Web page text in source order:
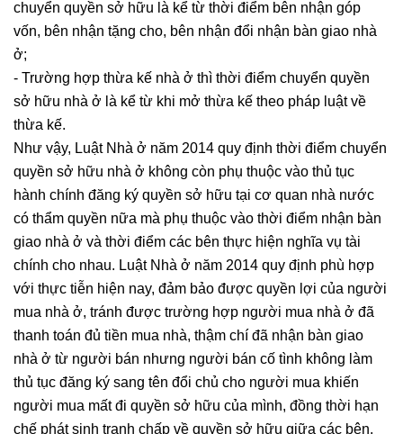
chuyển quyền sở hữu là kể từ thời điểm bên nhận góp
vốn, bên nhận tặng cho, bên nhận đổi nhận bàn giao nhà
ở;
- Trường hợp thừa kế nhà ở thì thời điểm chuyển quyền
sở hữu nhà ở là kể từ khi mở thừa kế theo pháp luật về
thừa kế.
Như vậy, Luật Nhà ở năm 2014 quy định thời điểm chuyển
quyền sở hữu nhà ở không còn phụ thuộc vào thủ tục
hành chính đăng ký quyền sở hữu tại cơ quan nhà nước
có thẩm quyền nữa mà phụ thuộc vào thời điểm nhận bàn
giao nhà ở và thời điểm các bên thực hiện nghĩa vụ tài
chính cho nhau. Luật Nhà ở năm 2014 quy định phù hợp
với thực tiễn hiện nay, đảm bảo được quyền lợi của người
mua nhà ở, tránh được trường hợp người mua nhà ở đã
thanh toán đủ tiền mua nhà, thậm chí đã nhận bàn giao
nhà ở từ người bán nhưng người bán cố tình không làm
thủ tục đăng ký sang tên đổi chủ cho người mua khiến
người mua mất đi quyền sở hữu của mình, đồng thời hạn
chế phát sinh tranh chấp về quyền sở hữu giữa các bên.